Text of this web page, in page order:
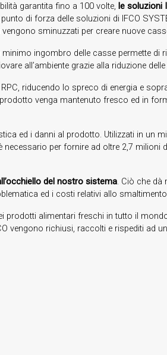
garantita fino a 100 volte, le soluzioni
punto di forza delle soluzioni di IFCO
sminuzzati per creare nuove
ingombro delle casse permette di
all’ambiente grazie alla riduzione
riducendo lo spreco di energia e
venga mantenuto fresco ed in
ed i danni al prodotto. Utilizzati in un
per fornire ad oltre 2,7 milioni
del nostro sistema. Ciò che dà
ed i costi relativi allo smaltimento
alimentari freschi in tutto il
richiusi, raccolti e rispediti ad